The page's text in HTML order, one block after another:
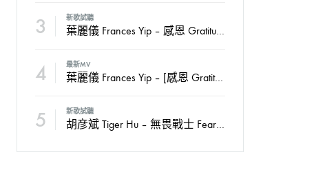
3 新歌試聽
葉麗儀 Frances Yip – 感恩 Gratitude
4 最新MV
葉麗儀 Frances Yip – [感恩 Gratitude] Official MV
5 新歌試聽
胡彦斌 Tiger Hu – 無畏戰士 Fearless Soldiers